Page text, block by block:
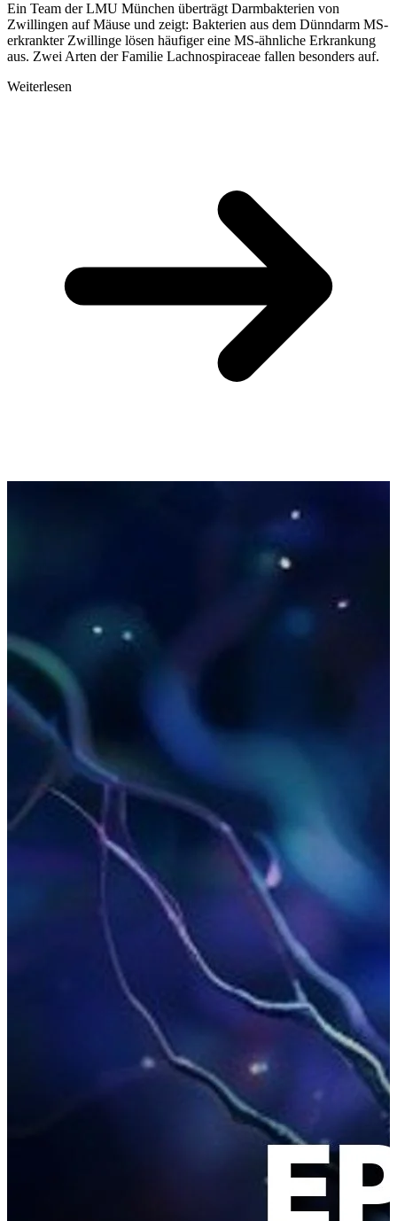
Ein Team der LMU München überträgt Darmbakterien von
Zwillingen auf Mäuse und zeigt: Bakterien aus dem Dünndarm MS-
erkrankter Zwillinge lösen häufiger eine MS-ähnliche Erkrankung
aus. Zwei Arten der Familie Lachnospiraceae fallen besonders auf.
Weiterlesen